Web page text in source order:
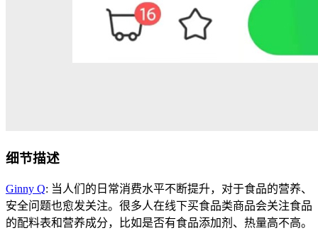
细节描述
Ginny Q: 当人们的日常消费水平不断提升，对于食品的营养、
安全问题也愈发关注。很多人在线下买食品类商品会关注食品
的配料表和营养成分，比如是否有食品添加剂、热量高不高。